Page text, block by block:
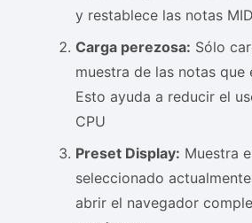
y restablece las notas
Carga perezosa: Sólo
muestra de las notas que
Esto ayuda a reducir el
CPU
Preset Display: Muestra
seleccionado
abrir el navegador